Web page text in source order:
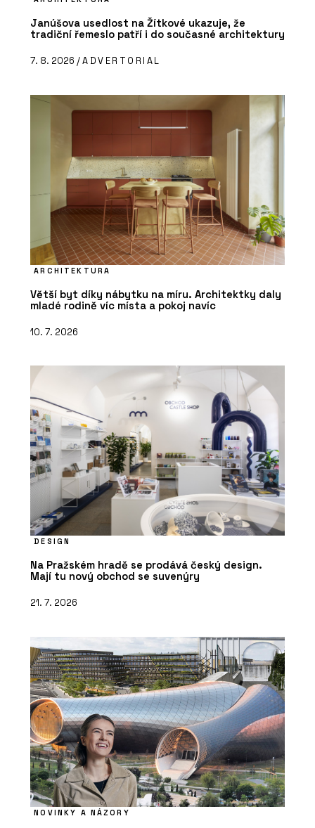
Janúšova usedlost na Žítkové ukazuje, že
tradiční řemeslo patří i do současné architektury
7. 8. 2026 /ADVERTORIAL
ARCHITEKTURA
Větší byt díky nábytku na míru. Architektky daly
mladé rodině víc místa a pokoj navíc
10. 7. 2026
DESIGN
Na Pražském hradě se prodává český design.
Mají tu nový obchod se suvenýry
21. 7. 2026
NOVINKY A NÁZORY